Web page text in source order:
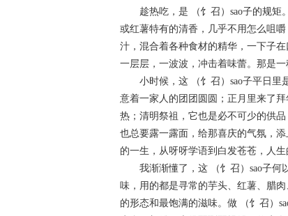
趁热吃，是 （饣召）sao子的规矩
或红薯特有的清香，几乎不用怎么咀
汁，混合着各种食材的精华，一下子
一层层，一波波，冲击着味蕾。那是
小时候，这 （饣召）sao子平日里
意着一家人的团团圆圆；正月里来了
热；清明祭祖，它也是必不可少的供
也总要露一露面，给那喜庆的气氛，
的一生，从呀呀学语到白发苍苍，人
我渐渐懂了，这 （饣召）sao子何
味，用的都是寻常的芋头、红薯、腊
的形态和最饱满的滋味。做 （饣召）